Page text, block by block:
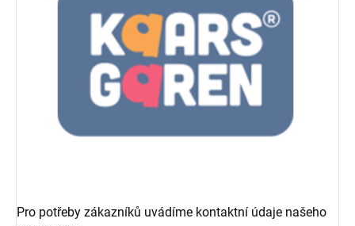
Pro potřeby zákazníků uvádíme kontaktní údaje našeho